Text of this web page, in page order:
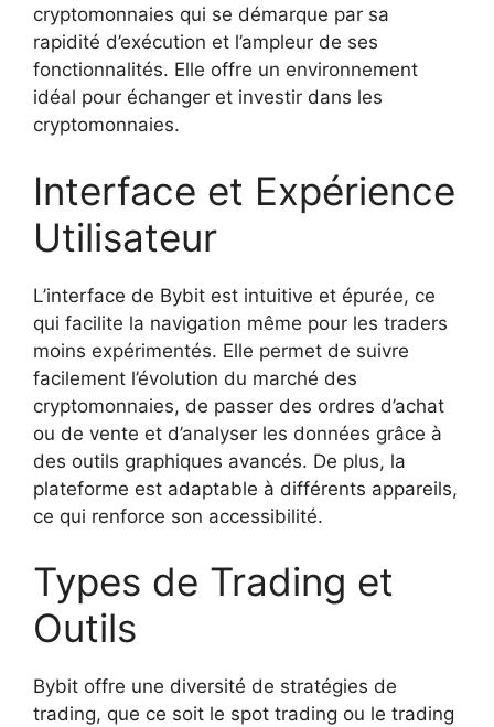
cryptomonnaies qui se démarque par sa
rapidité d’exécution et l’ampleur de ses
fonctionnalités. Elle offre un environnement
idéal pour échanger et investir dans les
cryptomonnaies.
Interface et Expérience
Utilisateur
L’interface de Bybit est intuitive et épurée, ce
qui facilite la navigation même pour les traders
moins expérimentés. Elle permet de suivre
facilement l’évolution du marché des
cryptomonnaies, de passer des ordres d’achat
ou de vente et d’analyser les données grâce à
des outils graphiques avancés. De plus, la
plateforme est adaptable à différents appareils,
ce qui renforce son accessibilité.
Types de Trading et
Outils
Bybit offre une diversité de stratégies de
trading, que ce soit le spot trading ou le trading